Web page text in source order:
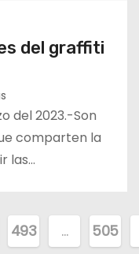
del graffiti
del 2023.-Son
comparten la
las…
493 … 505